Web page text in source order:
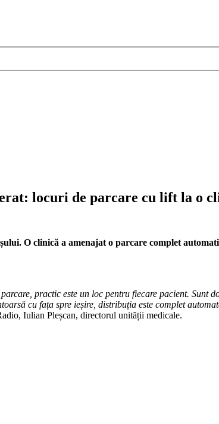
locuri de parcare cu lift la o
O clinică a amenajat o parcare complet
practic este un loc pentru fiecare pacient. Sunt
cu fața spre ieșire, distribuția este complet
Iulian Pleșcan, directorul unității medicale.